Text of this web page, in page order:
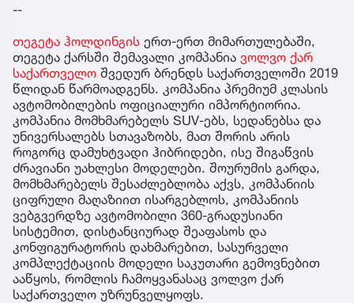
--
თეგეტა ჰოლდინგის ერთ-ერთ მიმართულებაში,
თეგეტა ქარსში შემავალი კომპანია ვოლვო ქარ
საქართველო შვედურ ბრენდს საქართველოში 2019
წლიდან წარმოადგენს. კომპანია პრემიუმ კლასის
ავტომობილების ოფიციალური იმპორტიორია.
კომპანია მომხმარებელს SUV-ებს, სედანებსა და
უნივერსალებს სთავაზობს, მათ შორის არის
როგორც დამუხტვადი ჰიბრიდები, ისე შიგაწვის
ძრავიანი უახლესი მოდელები. შოურუმის გარდა,
მომხმარებელს შესაძლებლობა აქვს, კომპანიის
ციფრული მაღაზიით ისარგებლოს, კომპანიის
ვებგვერდზე ავტომობილი 360-გრადუსიანი
სისტემით, დისტანციურად შეაფასოს და
კონფიგურატორის დახმარებით, სასურველი
კომპლექტაციის მოდელი საკუთარი გემოვნებით
ააწყოს, რომლის ჩამოყვანასაც ვოლვო ქარ
საქართველო უზრუნველყოფს.